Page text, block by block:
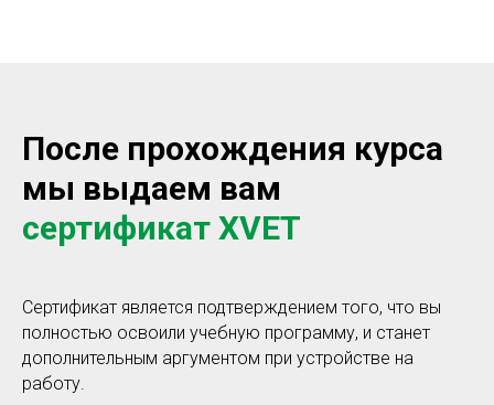
После прохождения курса
мы выдаем вам
сертификат XVET
Сертификат является подтверждением того, что вы
полностью освоили учебную программу, и станет
дополнительным аргументом при устройстве на
работу.